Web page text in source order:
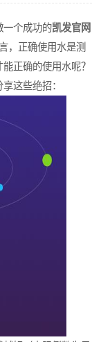
个成功的凯发官网
，正确使用水是测
正确的使用水呢？
这些绝招：